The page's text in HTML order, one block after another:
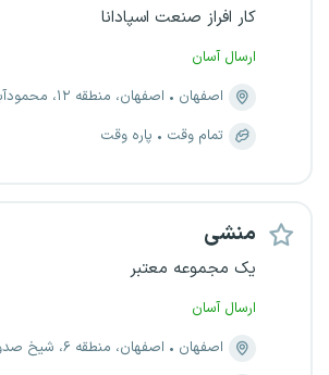
کار افراز صنعت اسپادانا
ارسال آسان
اصفهان
اصفهان، منطقه ۱۲، محمودآباد
تمام وقت
پاره وقت
منشی
یک مجموعه معتبر
ارسال آسان
اصفهان
اصفهان، منطقه ۶، شیخ صدوق